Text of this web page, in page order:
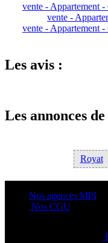
vente - Appartement
vente -
vente - Appartement
Les avis :
Les annonces
Royat
Nos agences MPI
Nos CGU